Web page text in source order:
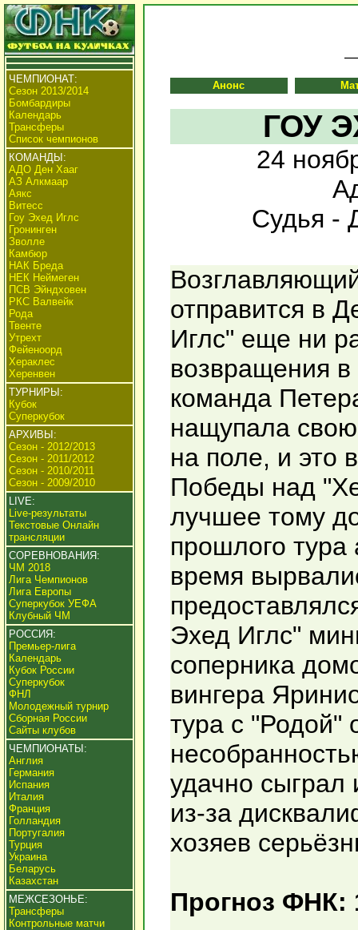
ЧЕМПИОНАТ:
Сезон 2013/2014
Бомбардиры
Календарь
Трансферы
Список чемпионов
КОМАНДЫ:
АДО Ден Хааг
АЗ Алкмаар
Аякс
Витесс
Гоу Эхед Иглс
Гронинген
Зволле
Камбюр
НАК Бреда
НЕК Неймеген
ПСВ Эйндховен
РКС Валвейк
Рода
Твенте
Утрехт
Фейеноорд
Хераклес
Херенвен
ТУРНИРЫ:
Кубок
Суперкубок
АРХИВЫ:
Сезон - 2012/2013
Сезон - 2011/2012
Сезон - 2010/2011
Сезон - 2009/2010
LIVE:
Live-результаты
Текстовые Онлайн
трансляции
СОРЕВНОВАНИЯ:
ЧМ 2018
Лига Чемпионов
Лига Европы
Суперкубок УЕФА
Клубный ЧМ
РОССИЯ:
Премьер-лига
Календарь
Кубок России
Суперкубок
ФНЛ
Молодежный турнир
Сборная России
Сайты клубов
ЧЕМПИОНАТЫ:
Англия
Германия
Испания
Италия
Франция
Голландия
Португалия
Турция
Украина
Беларусь
Казахстан
МЕЖСЕЗОНЬЕ:
Трансферы
Контрольные матчи
Анонс
ГОУ
24
Судья -
отправится в
Иглс" еще ни
возвращения
команда
нащупала свою
на поле, и это
Победы над
лучшее тому
прошлого
время
Эхед Иглс"
соперника
вингера
тура с "Родой"
удачно сыграл
из-за
хозяев
Прогноз ФНК: